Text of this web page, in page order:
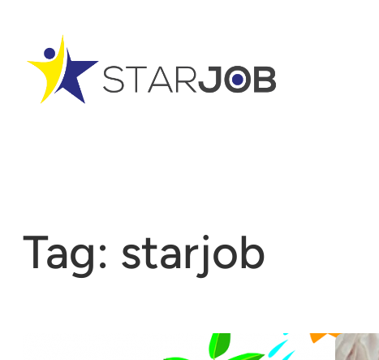
contenuto
Tag: starjob